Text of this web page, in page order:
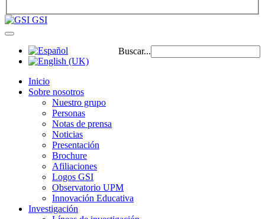
GSI
Buscar...
Inicio
Sobre nosotros
Nuestro grupo
Personas
Notas de prensa
Noticias
Presentación
Brochure
Afiliaciones
Logos GSI
Observatorio UPM
Innovación Educativa
Investigación